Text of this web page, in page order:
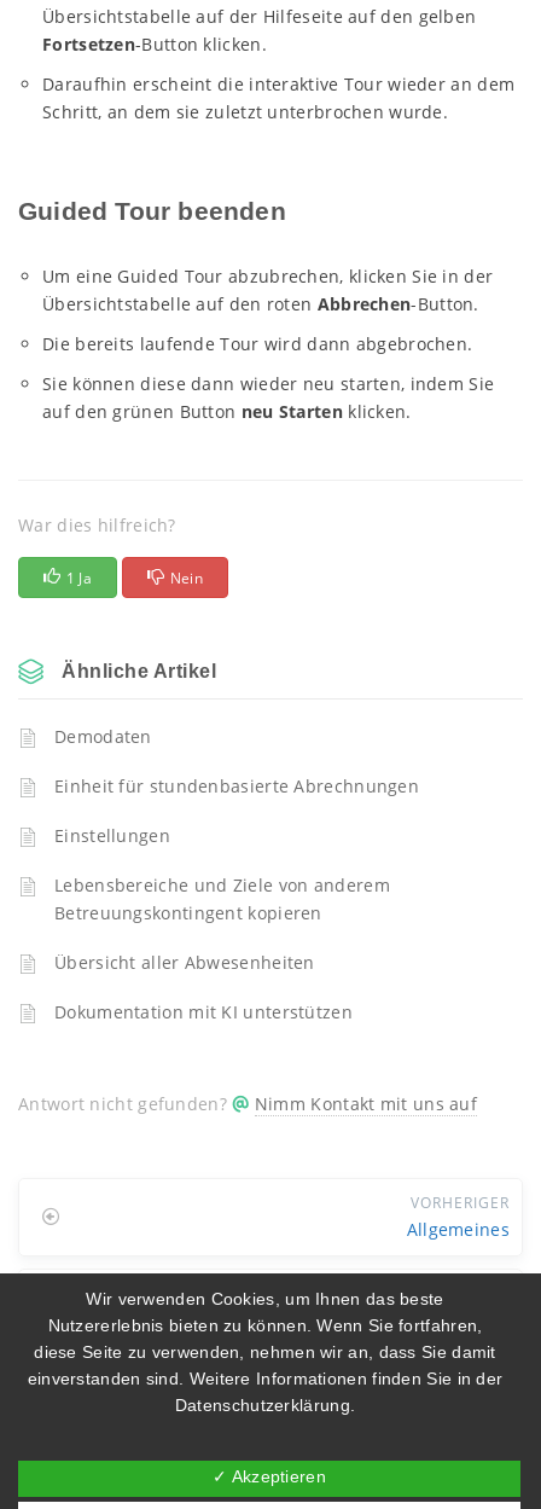
Übersichtstabelle auf der Hilfeseite auf den gelben
Fortsetzen-Button klicken.
Daraufhin erscheint die interaktive Tour wieder an dem
Schritt, an dem sie zuletzt unterbrochen wurde.
Guided Tour beenden
Um eine Guided Tour abzubrechen, klicken Sie in der
Übersichtstabelle auf den roten Abbrechen-Button.
Die bereits laufende Tour wird dann abgebrochen.
Sie können diese dann wieder neu starten, indem Sie
auf den grünen Button neu Startenklicken.
War dies hilfreich?
1 Ja Nein
Ähnliche Artikel
Demodaten
Einheit für stundenbasierte Abrechnungen
Einstellungen
Lebensbereiche und Ziele von anderem
Betreuungskontingent kopieren
Übersicht aller Abwesenheiten
Dokumentation mit KI unterstützen
Antwort nicht gefunden? Nimm Kontakt mit uns auf
VORHERIGER
Allgemeines
NÄCHSTER
Passwort ändern
somedo Support Datenschutz
Impressum
© 2019-2025 BEWO-Online Software GmbH
Wir verwenden Cookies, um Ihnen das beste
Nutzererlebnis bieten zu können. Wenn Sie fortfahren,
diese Seite zu verwenden, nehmen wir an, dass Sie damit
einverstanden sind. Weitere Informationen finden Sie in der
Datenschutzerklärung
✓ Akzeptieren